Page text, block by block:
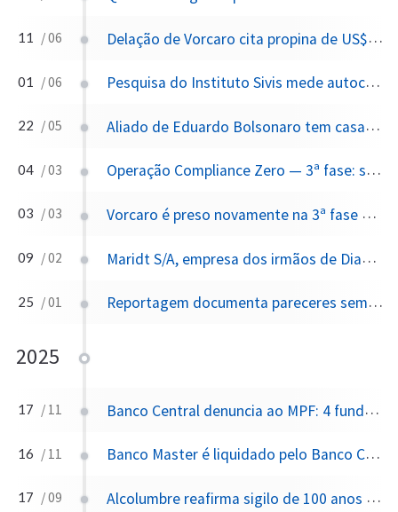
11 / 06 Delação de Vorcaro cita propina de US$30mi a Alcolumbre — rejeitada pela PF
01 / 06 Pesquisa do Instituto Sivis mede autocensura sobre críticas ao STF — 61,7% acreditam ser proibido criticar figuras públicas
22 / 05 Aliado de Eduardo Bolsonaro tem casa de R$ 3,6 milhões no Texas via Mercury Legacy Trust — mesmo advogado do Havengate
04 / 03 Operação Compliance Zero — 3ª fase: servidores do BC presos por corrupção interna
03 / 03 Vorcaro é preso novamente na 3ª fase da Operação Compliance Zero
09 / 02 Maridt S/A, empresa dos irmãos de Dias Toffoli, aparece como sócia em dois resorts Tayayá — um ligado a Vorcaro/Zettel, outro à família do governador do Paraná
25 / 01 Reportagem documenta pareceres sem ressalvas de quatro auditorias globais sobre balanços fraudulentos do ecossistema Master/Reag
2025
17 / 11 Banco Central denuncia ao MPF: 4 fundos investigados por PCC aparecem em fraude do Banco Master
16 / 11 Banco Master é liquidado pelo Banco Central após suspeitas de fraude bilionária
17 / 09 Alcolumbre reafirma sigilo de 100 anos sobre registros de entrada do 'Careca do INSS' no Senado